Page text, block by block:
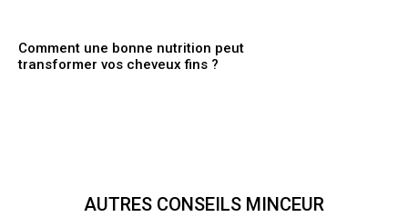
Comment une bonne nutrition peut
transformer vos cheveux fins ?
AUTRES CONSEILS MINCEUR